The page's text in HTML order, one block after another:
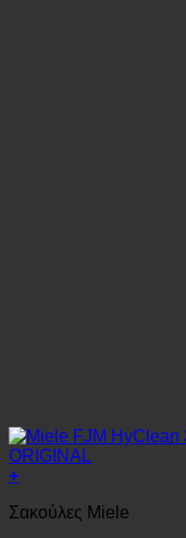
+
Σακούλες Miele